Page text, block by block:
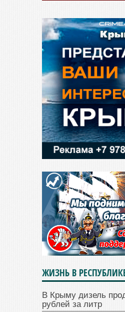
ЖИЗНЬ В
В Крыму дизель
рублей за литр